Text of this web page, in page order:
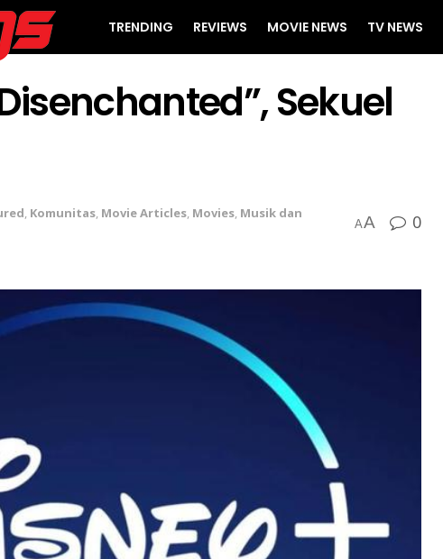
TRENDING REVIEWS MOVIE NEWS TV NEWS
Sekuel
, Komunitas, Movie Articles, Movies, Musik dan
AA 0